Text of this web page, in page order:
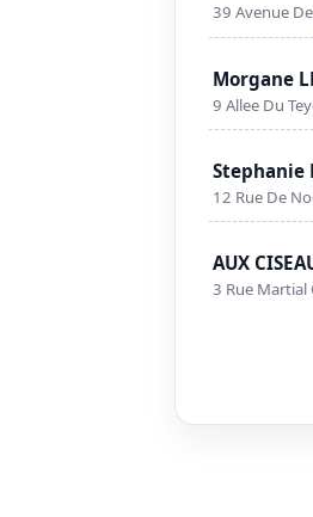
39 Avenue
Morgane
9 Allee Du
Stephanie
12 Rue De
AUX
3 Rue Martial